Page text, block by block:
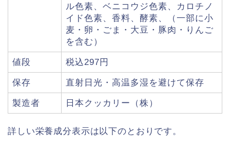
ル色素、ベニコウジ色素、カロチノ
イド色素、香料、酵素、（一部に小
麦・卵・ごま・大豆・豚肉・りんご
を含む）
値段 税込297円
保存 直射日光・高温多湿を避けて保存
製造者 日本クッカリー（株）
詳しい栄養成分表示は以下のとおりです。